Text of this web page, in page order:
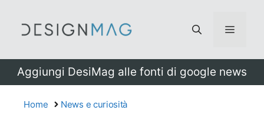
Menu
Aggiungi DesiMag alle fonti di google news
Home News e curiosità